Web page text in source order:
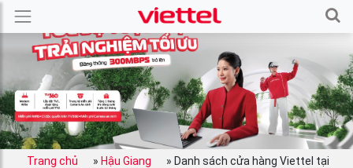
Trang chủ » Hậu Giang » Danh sách cửa hàng Viettel tại